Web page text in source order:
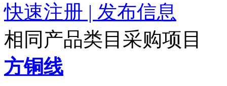
快速注册 | 发布信息
相同产品类目采购项目
方铜线